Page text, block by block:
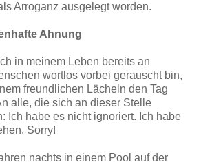
Arroganz ausgelegt worden.
Ahnung
in meinem Leben bereits an
wortlos vorbei gerauscht bin,
freundlichen Lächeln den Tag
alle, die sich an dieser Stelle
Ich habe es nicht ignoriert. Ich habe
Sorry!
nachts in einem Pool auf der